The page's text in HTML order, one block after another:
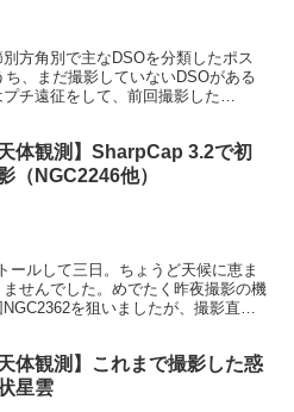
方角別で主なDSOを分類したポス
、まだ撮影していないDSOがある
チ遠征をして、前回撮影した
天体観測】SharpCap 3.2で初
（NGC2246他）
ールして三日。ちょうど天候に恵ま
せんでした。めでたく昨夜撮影の機
を狙いましたが、撮影直前
天体観測】これまで撮影した惑
星雲